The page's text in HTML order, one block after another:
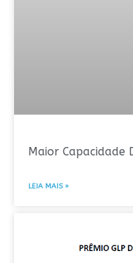
Maior Capacidade
LEIA MAIS »